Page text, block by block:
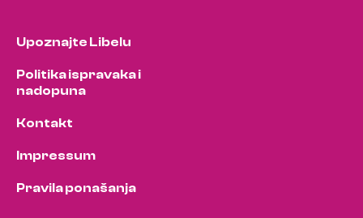
Upoznajte Libelu
Politika ispravaka i
nadopuna
Kontakt
Impressum
Pravila ponašanja